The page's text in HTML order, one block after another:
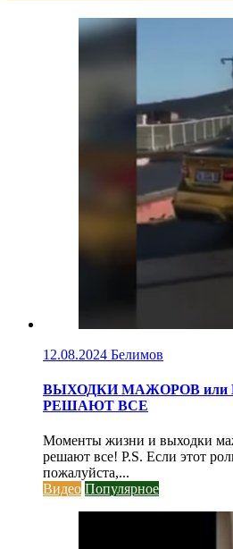
12.08.2024 Белимов
ВЫХОДКИ МАЖОРОВ или
РЕШАЮТ ВСЕ
Моменты жизни и выходки
решают все! P.S. Если этот
пожалуйста,...
Видео Популярное